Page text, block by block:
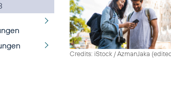
Credits: iStock / AzmanJaka